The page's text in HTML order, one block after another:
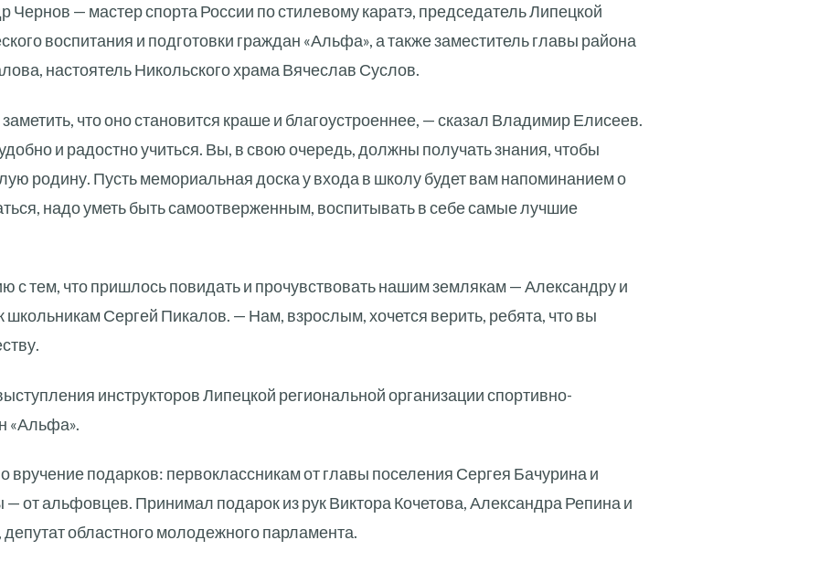
— мастер спорта России по стилевому каратэ, председатель Липецкой
воспитания и подготовки граждан «Альфа», а также заместитель главы района
настоятель Никольского храма Вячеслав Суслов.
что оно становится краше и благоустроеннее, — сказал Владимир Елисеев.
и радостно учиться. Вы, в свою очередь, должны получать знания, чтобы
родину. Пусть мемориальная доска у входа в школу будет вам напоминанием о
надо уметь быть самоотверженным, воспитывать в себе самые лучшие
с тем, что пришлось повидать и прочувствовать нашим землякам — Александру и
Сергей Пикалов. — Нам, взрослым, хочется верить, ребята, что вы
инструкторов Липецкой региональной организации спортивно-
«Альфа».
подарков: первоклассникам от главы поселения Сергея Бачурина и
от альфовцев. Принимал подарок из рук Виктора Кочетова, Александра Репина и
областного молодежного парламента.